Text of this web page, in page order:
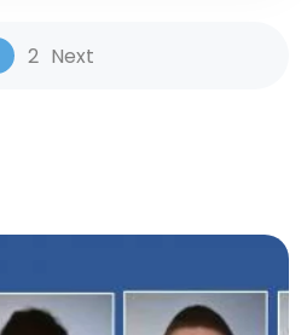
Reviews
Page
2 Next